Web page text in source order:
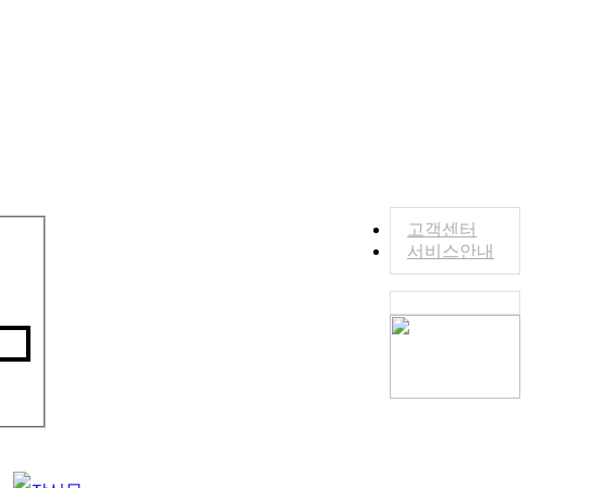
고객센터
서비스안내